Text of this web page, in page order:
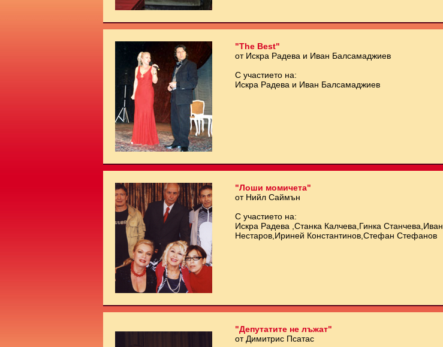
"The Best"
от Искра Радева и Иван Балсамаджиев
С участието на:
Искра Радева и Иван Балсамаджиев
"Лоши момичета"
от Нийл Саймън
С участието на:
Искра Радева ,Станка Калчева,Гинка Станчева,Иван
Нестаров,Ириней Константинов,Стефан Стефанов
"Депутатите не лъжат"
от Димитрис Псатас